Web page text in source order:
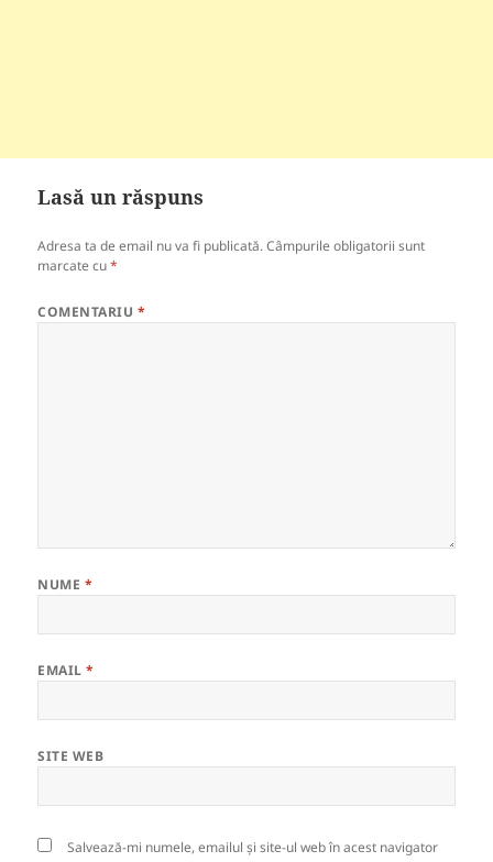
Lasă un răspuns
Adresa ta de email nu va fi publicată. Câmpurile obligatorii sunt
marcate cu*
COMENTARIU *
NUME *
EMAIL*
SITE WEB
Salvează-mi numele, emailul și site-ul web în acest navigator